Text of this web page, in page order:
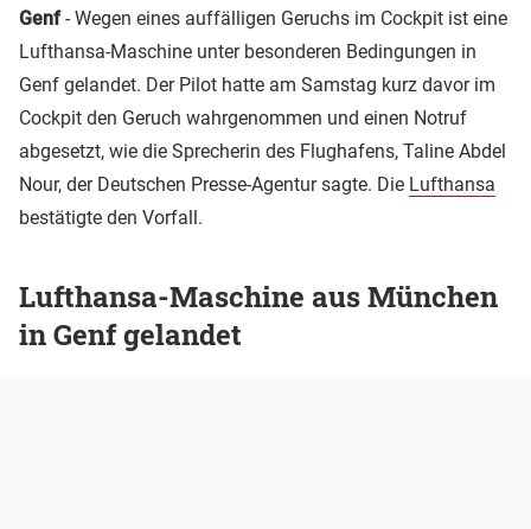
Genf- Wegen eines auffälligen Geruchs im Cockpit ist eine
Lufthansa-Maschine unter besonderen Bedingungen in
Genf gelandet. Der Pilot hatte am Samstag kurz davor im
Cockpit den Geruch wahrgenommen und einen Notruf
abgesetzt, wie die Sprecherin des Flughafens, Taline Abdel
Nour, der Deutschen Presse-Agentur sagte. Die Lufthansa
bestätigte den Vorfall.
Lufthansa-Maschine aus München
in Genf gelandet